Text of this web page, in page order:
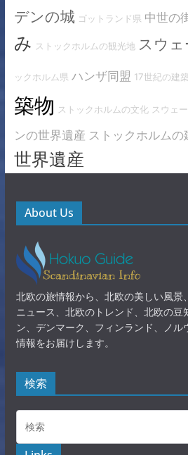
デンの城 ゴットランド県 中世の
み ストックホルムの観光地 スウ
ックホルム県 ハンザ同盟 17世紀の建
築物 ストックホルムの文化 スウェ
ンの世界遺産 ストックホルムの
世界遺産
About Us
北欧の旅情報から、北欧の美しい風景
ニュース、北欧のトレンド、北欧の豆
ン、デンマーク、フィンランド、ノル
情報をお届けします。
検索